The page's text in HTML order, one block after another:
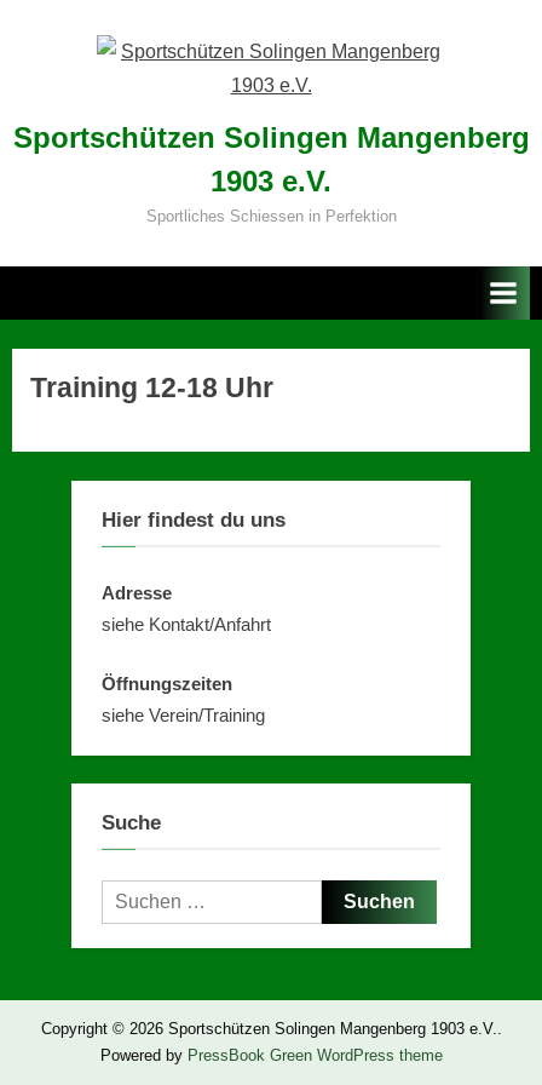
Sportschützen Solingen Mangenberg
1903 e.V.
Sportliches Schiessen in Perfektion
Training 12-18 Uhr
Hier findest du uns
Adresse
siehe Kontakt/Anfahrt
Öffnungszeiten
siehe Verein/Training
Suche
Suchen
nach:
Copyright © 2026 Sportschützen Solingen Mangenberg 1903 e.V..
Powered by PressBook Green WordPress theme